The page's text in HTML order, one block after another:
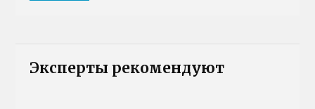
Эксперты рекомендуют